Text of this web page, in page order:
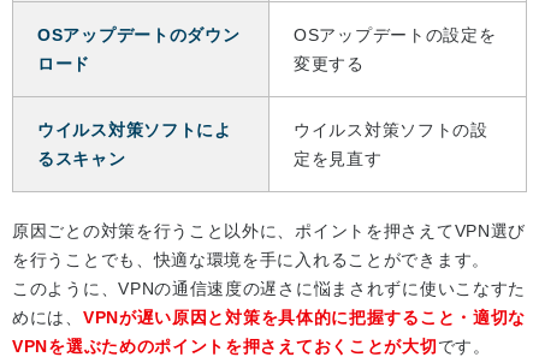
OSアップデートのダウン
ロード
OSアップデートの設定を
変更する
ウイルス対策ソフトによ
るスキャン
ウイルス対策ソフトの設
定を見直す
原因ごとの対策を行うこと以外に、ポイントを押さえてVPN選び
を行うことでも、快適な環境を手に入れることができます。
このように、VPNの通信速度の遅さに悩まされずに使いこなすた
めには、 VPNが遅い原因と対策を具体的に把握すること・適切な
VPNを選ぶためのポイントを押さえておくことが大切です。